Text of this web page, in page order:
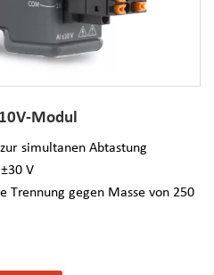
Modul
simultanen Abtastung
V
Trennung gegen Masse von 250